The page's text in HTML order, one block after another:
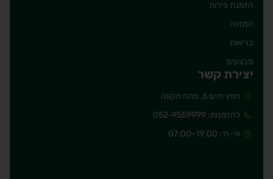
הזמנת פירות
המזווה
בריאות
מבצעים
יצירת קשר
חפץ חיים 6, פתח תקווה
להזמנות: 052-9559999
א׳-ה׳: 07:00-19:00